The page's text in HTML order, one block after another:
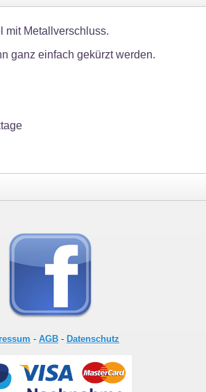
mit Metallverschluss.
ganz einfach gekürzt werden.
- AGB - Datenschutz